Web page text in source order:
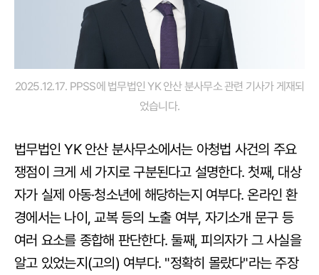
2025.12.17. PPSS에 법무법인 YK 안산 분사무소 관련 기사가 게재되
었습니다.
법무법인 YK 안산 분사무소에서는 아청법 사건의 주요
쟁점이 크게 세 가지로 구분된다고 설명한다. 첫째, 대상
자가 실제 아동·청소년에 해당하는지 여부다. 온라인 환
경에서는 나이, 교복 등의 노출 여부, 자기소개 문구 등
여러 요소를 종합해 판단한다. 둘째, 피의자가 그 사실을
알고 있었는지(고의) 여부다. "정확히 몰랐다"라는 주장